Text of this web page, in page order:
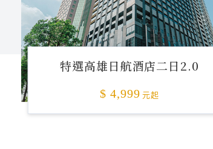
特選高雄日航酒店二日2.0
$ 4,999 元起